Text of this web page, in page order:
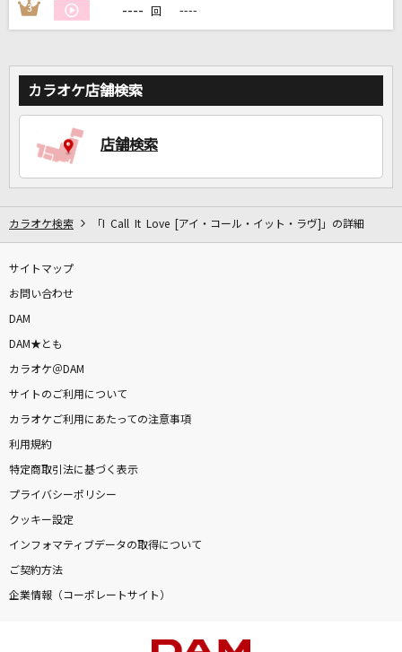
自宅でカラオケ歌い放題！
家族や友達と一緒に！練習にも！
3 ---- 回 ----
カラオケ店舗検索
店舗検索
カラオケ検索 「I Call It Love [アイ・コール・イット・ラヴ]」の詳細
サイトマップ
お問い合わせ
DAM
DAM★とも
カラオケ＠DAM
サイトのご利用について
カラオケご利用にあたっての注意事項
利用規約
特定商取引法に基づく表示
プライバシーポリシー
クッキー設定
インフォマティブデータの取得について
ご契約方法
企業情報（コーポレートサイト）